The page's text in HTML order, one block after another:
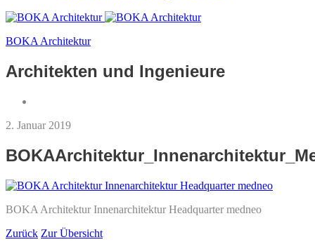
BOKA Architektur
Architekten und Ingenieure
2. Januar 2019
BOKA Architektur Innenarchitektur Headquarter medneo
Zurück Zur Übersicht